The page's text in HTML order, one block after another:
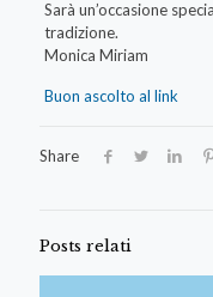
Sarà un’occasione
tradizione.
Monica Miriam
Buon ascolto al link
Share
Posts relati